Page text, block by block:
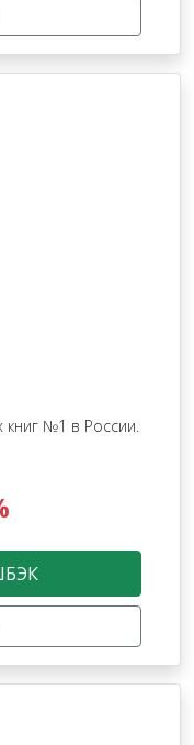
книг №1 в России.